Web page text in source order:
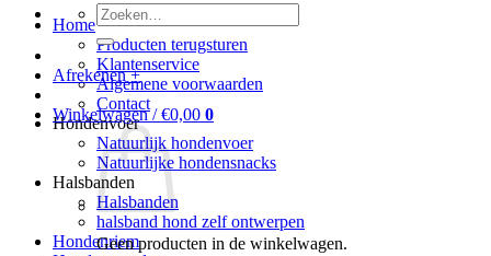
Home
Producten terugsturen
Klantenservice
Algemene voorwaarden
Contact
Hondenvoer
Natuurlijk hondenvoer
Natuurlijke hondensnacks
Halsbanden
Halsbanden
halsband hond zelf ontwerpen
Hondenriem
Zoeken
naar:
Afrekenen +
Winkelwagen /€0,00 0
Geen producten in de winkelwagen.